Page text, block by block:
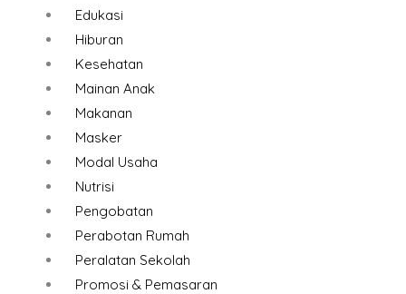
Edukasi
Hiburan
Kesehatan
Mainan Anak
Makanan
Masker
Modal Usaha
Nutrisi
Pengobatan
Perabotan Rumah
Peralatan Sekolah
Promosi & Pemasaran